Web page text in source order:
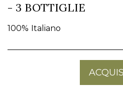
- 3 BOTTIGLIE
100% Italiano